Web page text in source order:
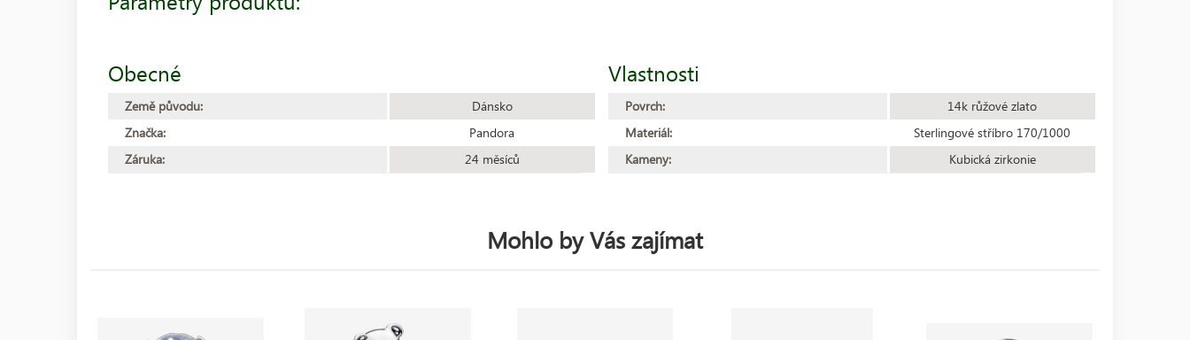
Obecné
Země původu:
Dánsko
Značka:
Pandora
Záruka:
24 měsíců
Vlastnosti
Povrch:
14k růžové zlato
Materiál:
Sterlingové stříbro 170/1000
Kameny:
Kubická zirkonie
Mohlo by Vás zajímat